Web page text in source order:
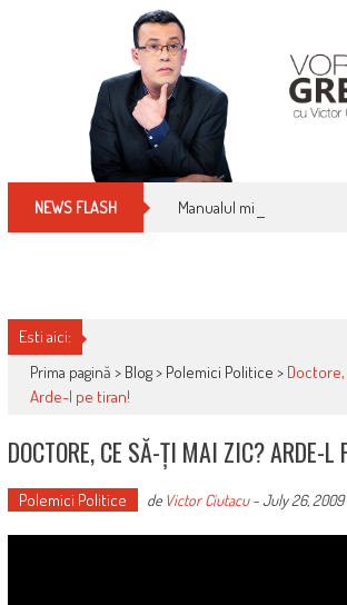
NEWS FLASH Manualul micului cititor
Esti aici:
Prima pagină > Blog> Polemici Politice >
Arde-l pe tiran!
DOCTORE, CE SĂ-ȚI MAI ZIC? ARDE-L
Polemici Politice de Victor Ciutacu-July 26, 2009